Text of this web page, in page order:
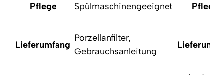
Pflege Spülmaschinengeeignet
Lieferumfang
Porzellanfilter,
Gebrauchsanleitung
Pflege